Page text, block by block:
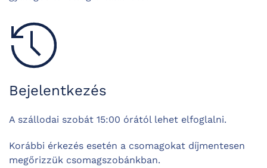
Bejelentkezés
A szállodai szobát 15:00 órától lehet elfoglalni.
Korábbi érkezés esetén a csomagokat díjmentesen
megőrizzük csomagszobánkban.